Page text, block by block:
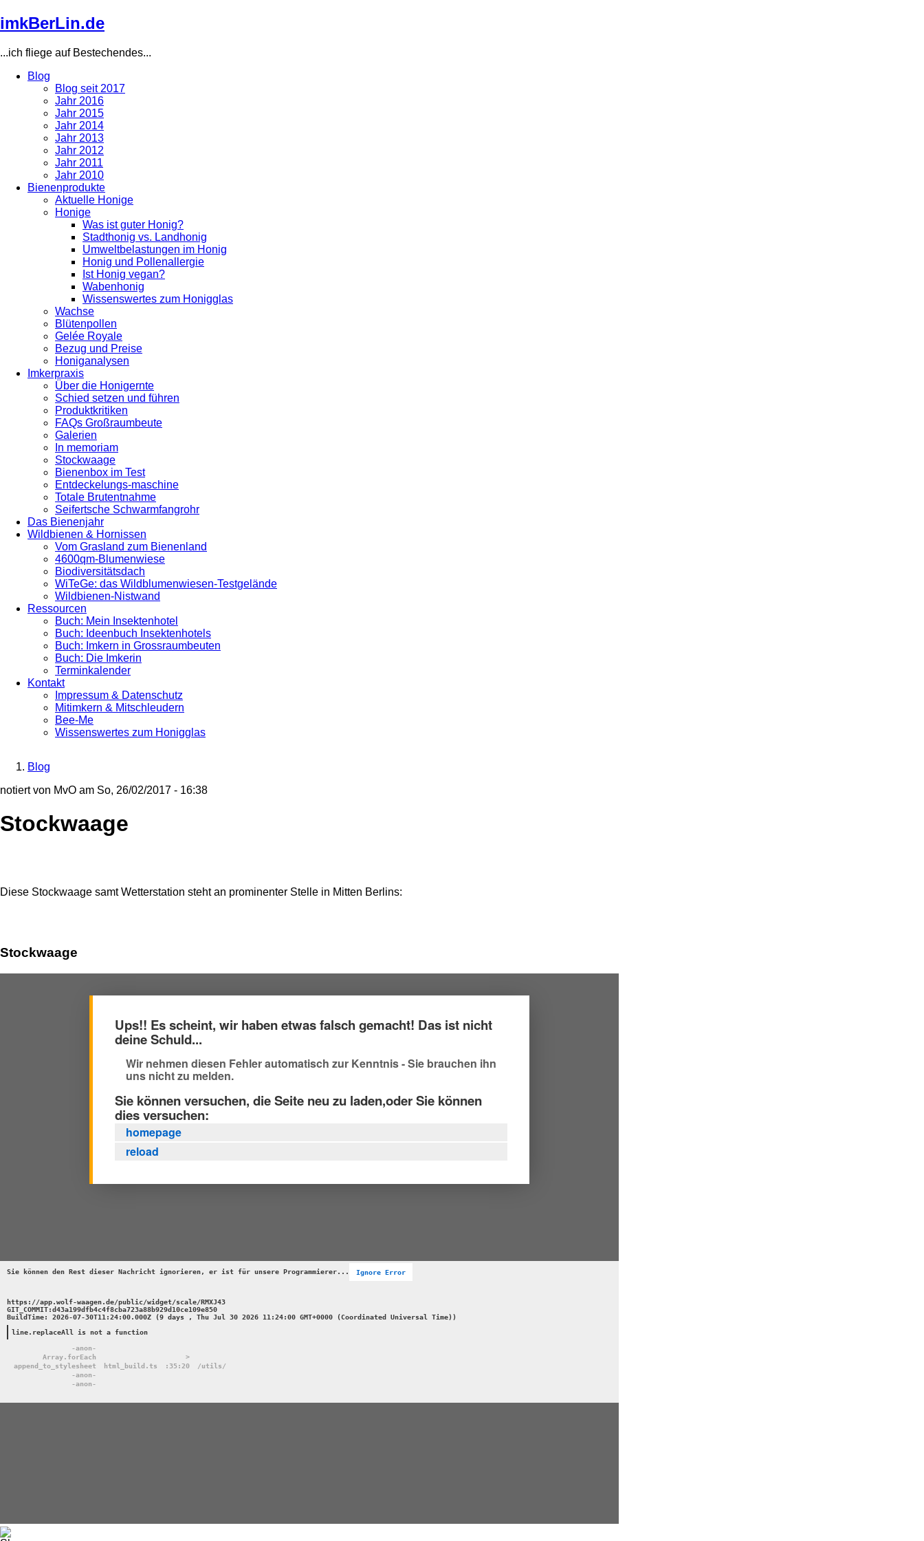
Direkt
zum
imkBerLin.de
...ich fliege auf Bestechendes...
navigation
Blog
Blog seit 2017
Jahr 2016
Jahr 2015
Jahr 2014
Jahr 2013
Jahr 2012
Jahr 2011
Jahr 2010
Bienenprodukte
Aktuelle Honige
Honige
Was ist guter Honig?
Stadthonig vs. Landhonig
Umweltbelastungen im Honig
Honig und Pollenallergie
Ist Honig vegan?
Wabenhonig
Wissenswertes zum Honigglas
Wachse
Blütenpollen
Gelée Royale
Bezug und Preise
Honiganalysen
Imkerpraxis
Über die Honigernte
Schied setzen und führen
Produktkritiken
FAQs Großraumbeute
Galerien
In memoriam
Stockwaage
Bienenbox im Test
Entdeckelungs-maschine
Totale Brutentnahme
Seifertsche Schwarmfangrohr
Das Bienenjahr
Wildbienen & Hornissen
Vom Grasland zum Bienenland
4600qm-Blumenwiese
Biodiversitätsdach
WiTeGe: das Wildblumenwiesen-Testgelände
Wildbienen-Nistwand
Ressourcen
Buch: Mein Insektenhotel
Buch: Ideenbuch Insektenhotels
Buch: Imkern in Grossraumbeuten
Buch: Die Imkerin
Terminkalender
Kontakt
Impressum & Datenschutz
Mitimkern & Mitschleudern
Bee-Me
Wissenswertes zum Honigglas
Breadcrumb
Blog
notiert von MvO am So, 26/02/2017 - 16:38
Stockwaage
Diese Stockwaage samt Wetterstation steht an prominenter Stelle in Mitten Berlins:
Stockwaage